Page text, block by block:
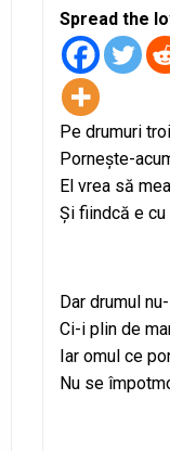
Spread the
Pe drumuri
Porneşte-
El vrea să
Şi fiindcă e
Dar drumul
Ci-i plin de
Iar omul ce
Nu se